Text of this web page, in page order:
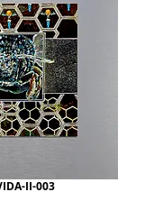
II-003